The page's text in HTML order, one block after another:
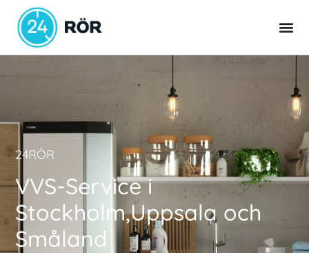
24RÖR
VVS-Service i
Stockholm,Uppsala och
Småland